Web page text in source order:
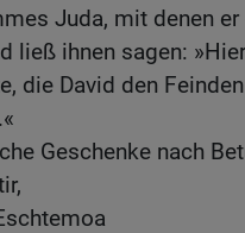
Juda, mit denen
ließ ihnen sagen:
die David den
Geschenke nach